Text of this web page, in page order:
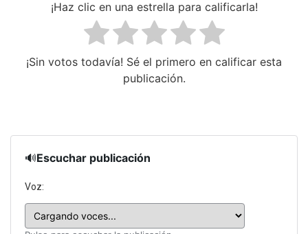
¡Haz clic en una estrella para calificarla!
¡Sin votos todavía! Sé el primero en calificar esta
publicación.
🔊Escuchar publicación
Voz: